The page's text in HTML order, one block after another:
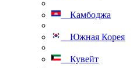
Камбоджа
Южная Корея
Кувейт